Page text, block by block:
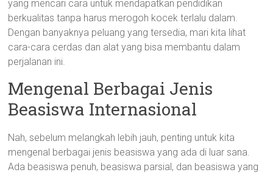
yang mencari cara untuk mendapatkan pendidikan
berkualitas tanpa harus merogoh kocek terlalu dalam.
Dengan banyaknya peluang yang tersedia, mari kita lihat
cara-cara cerdas dan alat yang bisa membantu dalam
perjalanan ini.
Mengenal Berbagai Jenis
Beasiswa Internasional
Nah, sebelum melangkah lebih jauh, penting untuk kita
mengenal berbagai jenis beasiswa yang ada di luar sana.
Ada beasiswa penuh, beasiswa parsial, dan beasiswa yang